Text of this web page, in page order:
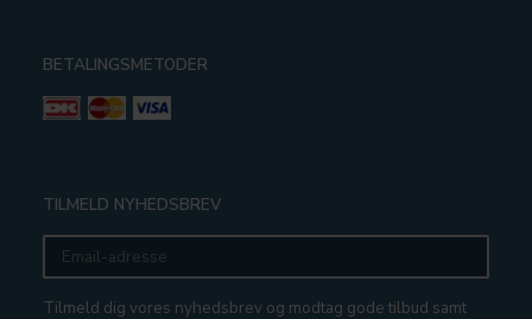
BETALINGSMETODER
TILMELD NYHEDSBREV
Email-
adresse
Tilmeld dig vores nyhedsbrev og modtag gode tilbud samt